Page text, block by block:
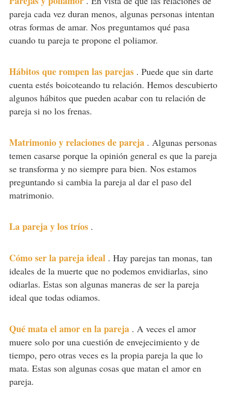
pareja cada vez duran menos, algunas personas intentan
otras formas de amar. Nos preguntamos qué pasa
cuando tu pareja te propone el poliamor.
Hábitos que rompen las parejas . Puede que sin darte
cuenta estés boicoteando tu relación. Hemos descubierto
algunos hábitos que pueden acabar con tu relación de
pareja si no los frenas.
Matrimonio y relaciones de pareja . Algunas personas
temen casarse porque la opinión general es que la pareja
se transforma y no siempre para bien. Nos estamos
preguntando si cambia la pareja al dar el paso del
matrimonio.
La pareja y los tríos .
Cómo ser la pareja ideal . Hay parejas tan monas, tan
ideales de la muerte que no podemos envidiarlas, sino
odiarlas. Estas son algunas maneras de ser la pareja
ideal que todas odiamos.
Qué mata el amor en la pareja . A veces el amor
muere solo por una cuestión de envejecimiento y de
tiempo, pero otras veces es la propia pareja la que lo
mata. Estas son algunas cosas que matan el amor en
pareja.